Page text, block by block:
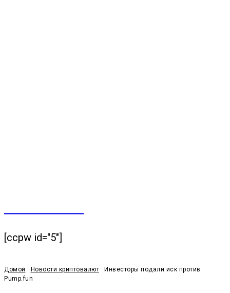
[ccpw id="5"]
Домой Новости криптовалют
Инвесторы подали иск против
Pump.fun